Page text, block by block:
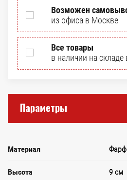
Возможен
из офиса в Москве
Все товары
в наличии на
Параметры
Материал
Высота 9 см